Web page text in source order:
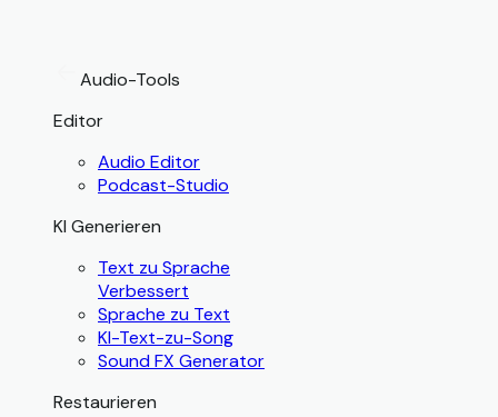
Audio-Tools
Editor
Audio Editor
Podcast-Studio
KI Generieren
Text zu Sprache
Verbessert
Sprache zu Text
KI-Text-zu-Song
Sound FX Generator
Restaurieren